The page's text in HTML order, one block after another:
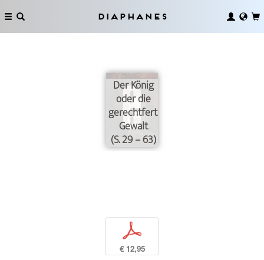
Diaphanes
Der König
oder die
gerechtfertigte
Gewalt
(S. 29 – 63)
p
€ 12,95